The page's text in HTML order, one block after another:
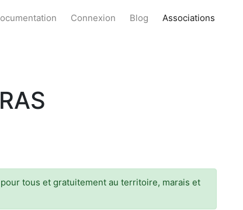
Connexion Blog Associations
tous et gratuitement au territoire, marais et